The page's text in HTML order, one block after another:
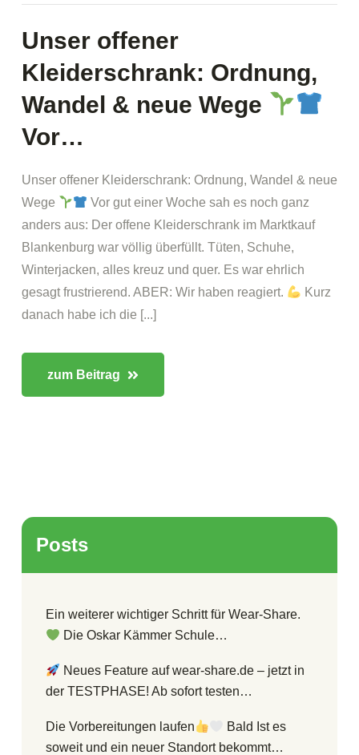
Unser offener
Kleiderschrank: Ordnung,
Wandel & neue Wege
Vor…
Unser offener Kleiderschrank: Ordnung, Wandel & neue
Wege
Vor gut einer Woche sah es noch ganz
anders aus: Der offene Kleiderschrank im Marktkauf
Blankenburg war völlig überfüllt. Tüten, Schuhe,
Winterjacken, alles kreuz und quer. Es war ehrlich
gesagt frustrierend. ABER: Wir haben reagiert.
Kurz
danach habe ich die [...]
zum Beitrag
Posts
Ein weiterer wichtiger Schritt für Wear-Share.
Die Oskar Kämmer Schule…
Neues Feature auf wear-share.de – jetzt in
der TESTPHASE! Ab sofort testen…
Die Vorbereitungen laufen
Bald Ist es
soweit und ein neuer Standort bekommt…